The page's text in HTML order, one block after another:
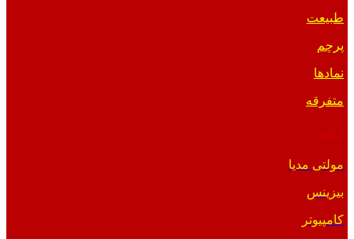
طبیعت
پرچم
نمادها
متفرقه
مولتی مدیا
بیزینس
کامپیوتر